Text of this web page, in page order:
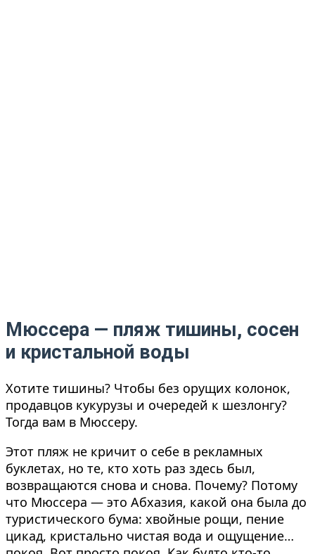
Мюссера — пляж тишины, сосен
и кристальной воды
Хотите тишины? Чтобы без орущих колонок,
продавцов кукурузы и очередей к шезлонгу?
Тогда вам в Мюссеру.
Этот пляж не кричит о себе в рекламных
буклетах, но те, кто хоть раз здесь был,
возвращаются снова и снова. Почему? Потому
что Мюссера — это Абхазия, какой она была до
туристического бума: хвойные рощи, пение
цикад, кристально чистая вода и ощущение…